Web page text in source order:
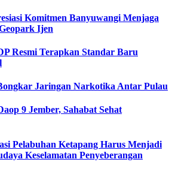
Komitmen Banyuwangi Menjaga
Ijen
Resmi Terapkan Standar Baru
Jaringan Narkotika Antar Pulau
9 Jember, Sahabat Sehat
Pelabuhan Ketapang Harus Menjadi
Keselamatan Penyeberangan